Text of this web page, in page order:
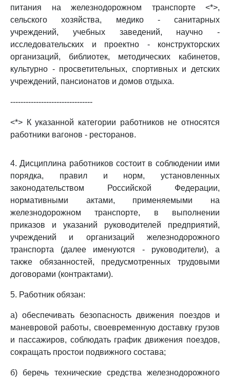
питания на железнодорожном транспорте <*>,
сельского хозяйства, медико - санитарных
учреждений, учебных заведений, научно -
исследовательских и проектно - конструкторских
организаций, библиотек, методических кабинетов,
культурно - просветительных, спортивных и детских
учреждений, пансионатов и домов отдыха.
--------------------------------
<*> К указанной категории работников не относятся
работники вагонов - ресторанов.
4. Дисциплина работников состоит в соблюдении ими
порядка, правил и норм, установленных
законодательством Российской Федерации,
нормативными актами, применяемыми на
железнодорожном транспорте, в выполнении
приказов и указаний руководителей предприятий,
учреждений и организаций железнодорожного
транспорта (далее именуются - руководители), а
также обязанностей, предусмотренных трудовыми
договорами (контрактами).
5. Работник обязан:
а) обеспечивать безопасность движения поездов и
маневровой работы, своевременную доставку грузов
и пассажиров, соблюдать график движения поездов,
сокращать простои подвижного состава;
б) беречь технические средства железнодорожного